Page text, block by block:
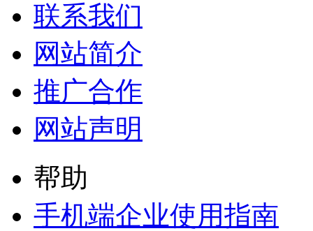
联系我们
网站简介
推广合作
网站声明
帮助
手机端企业使用指南